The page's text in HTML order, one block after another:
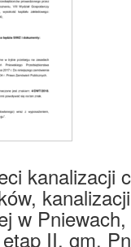
kanalizacji
w
II, gm.